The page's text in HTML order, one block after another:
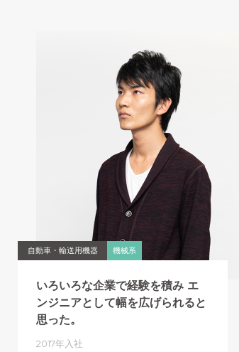
自動車・輸送用機器 機械系
いろいろな企業で経験を積み エ
ンジニアとして幅を広げられると
思った。
2017年入社